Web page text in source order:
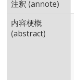
注釈 (annote)
内容梗概
(abstract)